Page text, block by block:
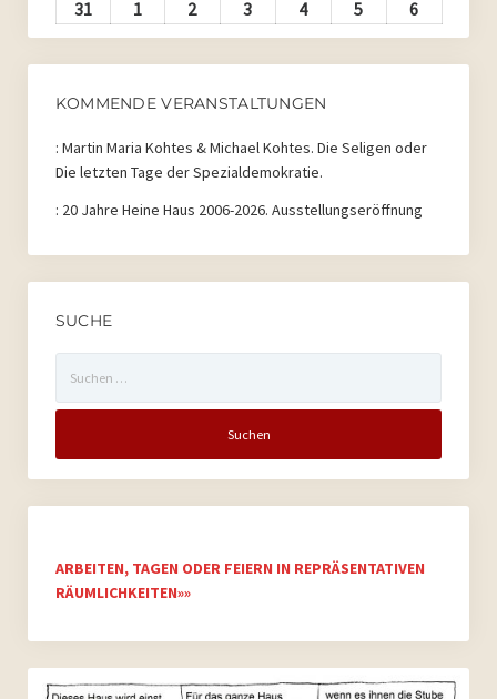
August
2026
August
2026
August
2026
August
2026
August
2026
August
2026
2026
3131.
August
2026
11.
September
2026
22.
September
2026
3
September
2026
44.
September
2026
5
September
2026
6
2026
KOMMENDE VERANSTALTUNGEN
: Martin Maria Kohtes & Michael Kohtes. Die Seligen oder
Die letzten Tage der Spezialdemokratie.
: 20 Jahre Heine Haus 2006-2026. Ausstellungseröffnung
SUCHE
nach:
ARBEITEN, TAGEN ODER FEIERN IN REPRÄSENTATIVEN
RÄUMLICHKEITEN»»